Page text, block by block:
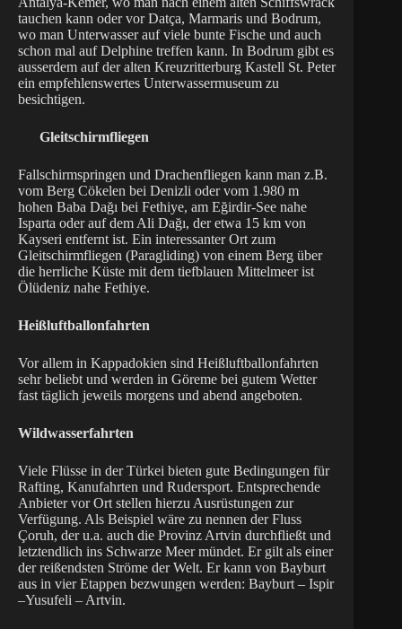
tauchen kann oder vor Datça, Marmaris und Bodrum,
wo man Unterwasser auf viele bunte Fische und auch
schon mal auf Delphine treffen kann. In Bodrum gibt es
ausserdem auf der alten Kreuzritterburg Kastell St. Peter
ein empfehlenswertes Unterwassermuseum zu
besichtigen.
Gleitschirmfliegen
Fallschirmspringen und Drachenfliegen kann man z.B.
vom Berg Cökelen bei Denizli oder vom 1.980 m
hohen Baba Dağı bei Fethiye, am Eğirdir-See nahe
Isparta oder auf dem Ali Dağı, der etwa 15 km von
Kayseri entfernt ist. Ein interessanter Ort zum
Gleitschirmfliegen (Paragliding) von einem Berg über
die herrliche Küste mit dem tiefblauen Mittelmeer ist
Ölüdeniz nahe Fethiye.
Heißluftballonfahrten
Vor allem in Kappadokien sind Heißluftballonfahrten
sehr beliebt und werden in Göreme bei gutem Wetter
fast täglich jeweils morgens und abend angeboten.
Wildwasserfahrten
Viele Flüsse in der Türkei bieten gute Bedingungen für
Rafting, Kanufahrten und Rudersport. Entsprechende
Anbieter vor Ort stellen hierzu Ausrüstungen zur
Verfügung. Als Beispiel wäre zu nennen der Fluss
Çoruh, der u.a. auch die Provinz Artvin durchfließt und
letztendlich ins Schwarze Meer mündet. Er gilt als einer
der reißendsten Ströme der Welt. Er kann von Bayburt
aus in vier Etappen bezwungen werden: Bayburt – Ispir
–Yusufeli – Artvin.